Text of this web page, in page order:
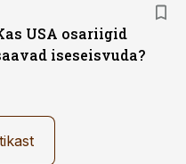
USA osariigid
iseseisvuda?